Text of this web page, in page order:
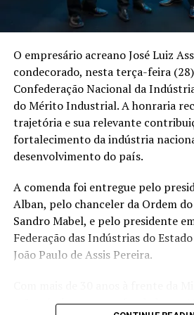
mostrando como a escolha das
diferentes contextos do dia a dia.
No dia 6 de agosto, Daniel Lima e
promovem uma experiência
O empresário acreano José Luiz
condecorado, nesta terça-feira
Confederação Nacional da
do Mérito Industrial. A honraria
trajetória e sua relevante
fortalecimento da indústria
desenvolvimento do país.
A comenda foi entregue pelo
Alban, pelo chanceler da Ordem
Sandro Mabel, e pelo presidente
Federação das Indústrias do
João Paulo de Assis Pereira.
e Comércio, empresa fundada em